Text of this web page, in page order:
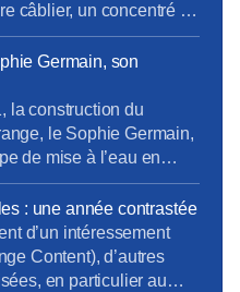
câblier, un concentré de
des câbles sous-
le 7e de la flotte
pour 15 % de la flotte
Germain, son
la construction du
le Sophie Germain,
de mise à l’eau en
s’est vu remettre
Lanka il y a quelques
sur ce tout nouveau
: une année contrastée
d’un intéressement
Content), d’autres
en particulier au